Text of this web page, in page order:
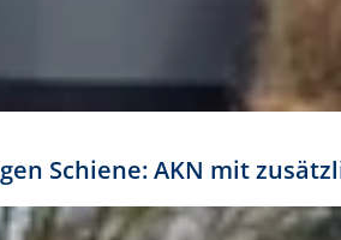
Schiene: AKN mit